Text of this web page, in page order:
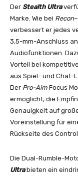
Der Stealth Ultra
Marke. Wie bei Recon
verbessert er jedes
3,5-mm-Anschluss
Audiofunktionen.
Vorteil bei
aus Spiel- und Chat-
Der Pro-Aim Focus
ermöglicht, die
Genauigkeit auf
Voreinstellung für
Rückseite des
Die Dual-Rumble-
Ultrabieten ein